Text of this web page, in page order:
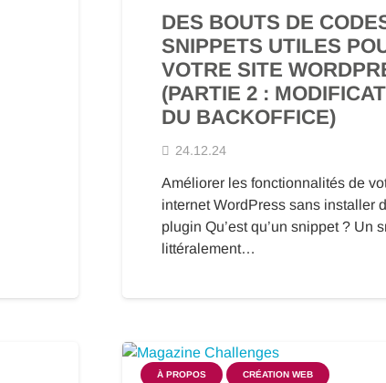
DES BOUTS DE
SNIPPETS UTILES
VOTRE SITE
(PARTIE 2 :
DU BACKOFFICE)
24.12.24
Améliorer les fonctionnalités de
internet WordPress sans installer
plugin Qu’est qu’un snippet ? Un
littéralement…
À PROPOS CRÉATION WEB